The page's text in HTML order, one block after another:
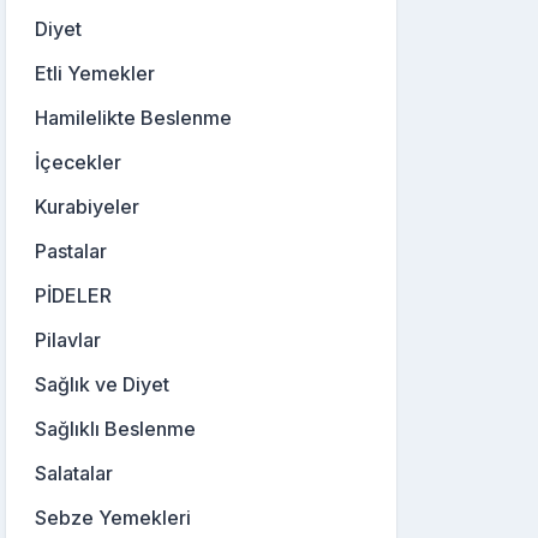
Diyet
Etli Yemekler
Hamilelikte Beslenme
İçecekler
Kurabiyeler
Pastalar
PİDELER
Pilavlar
Sağlık ve Diyet
Sağlıklı Beslenme
Salatalar
Sebze Yemekleri